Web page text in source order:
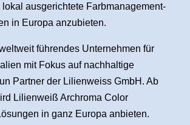
ausgerichtete Farbmanagement-
in Europa anzubieten.
führendes Unternehmen für
mit Fokus auf nachhaltige
Partner der Lilienweiss GmbH. Ab
Lilienweiß Archroma Color
in ganz Europa anbieten.